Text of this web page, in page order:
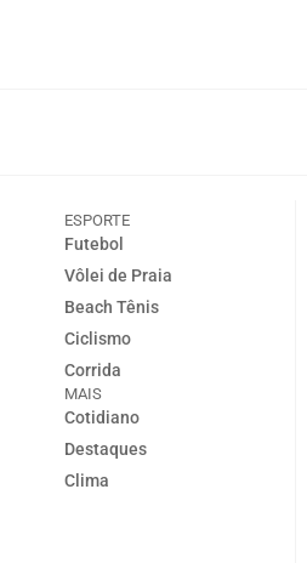
ESPORTE
Futebol
Vôlei de Praia
Beach Tênis
Ciclismo
Corrida
MAIS
Cotidiano
Destaques
Clima